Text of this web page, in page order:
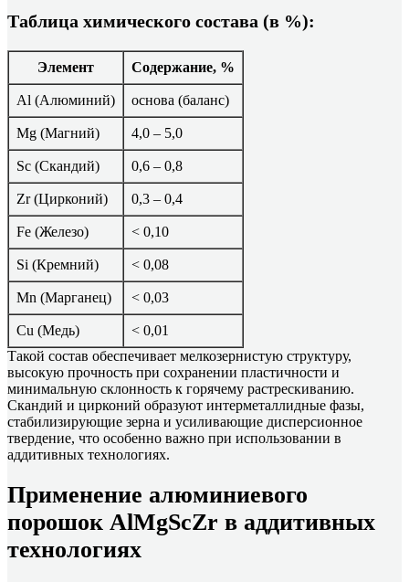
Таблица химического состава (в %):
Элемент Содержание, %
Al (Алюминий) основа (баланс)
Mg (Магний) 4,0 – 5,0
Sc (Скандий) 0,6 – 0,8
Zr (Цирконий) 0,3 – 0,4
Fe (Железо) < 0,10
Si (Кремний) < 0,08
Mn (Марганец) < 0,03
Cu (Медь)
< 0,01
Такой состав обеспечивает мелкозернистую структуру,
высокую прочность при сохранении пластичности и
минимальную склонность к горячему растрескиванию.
Скандий и цирконий образуют интерметаллидные фазы,
стабилизирующие зерна и усиливающие дисперсионное
твердение, что особенно важно при использовании в
аддитивных технологиях.
Применение алюминиевого
порошок AlMgScZr в аддитивных
технологиях